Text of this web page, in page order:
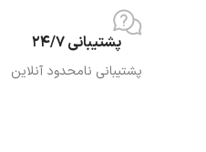
پشتیبانی 24/7
پشتیبانی نامحدود آنلاین